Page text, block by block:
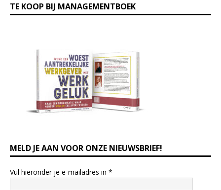
TE KOOP BIJ MANAGEMENTBOEK
MELD JE AAN VOOR ONZE NIEUWSBRIEF!
Vul hieronder je e-mailadres in *